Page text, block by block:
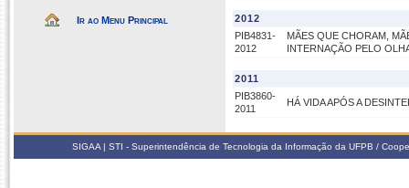
Ir ao Menu Principal
2012
PIB4831-
2012
MÃES QUE CHORAM,
INTERNAÇÃO PELO
2011
PIB3860-
2011
HÁ VIDA APÓS A
SIGAA | STI - Superintendência de Tecnologia da Informação da UFPB /